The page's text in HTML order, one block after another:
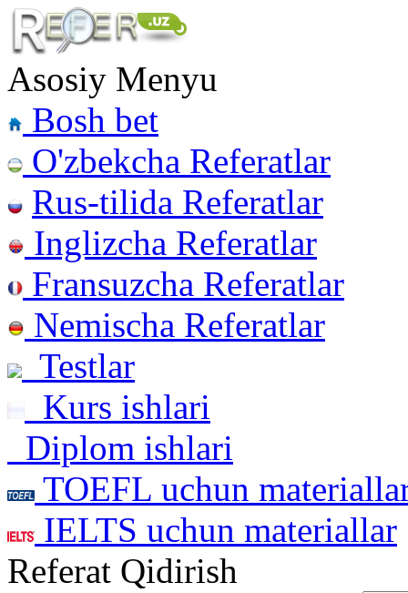
Asosiy Menyu
Bosh bet
O'zbekcha Referatlar
Rus-tilida Referatlar
Inglizcha Referatlar
Fransuzcha Referatlar
Nemischa Referatlar
Testlar
Kurs ishlari
Diplom ishlari
TOEFL uchun
IELTS uchun materiallar
Referat Qidirish